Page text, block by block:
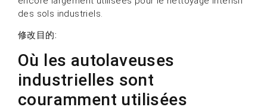
des sols industriels.
修改目的:
Où les autolaveuses
industrielles sont
couramment utilisées